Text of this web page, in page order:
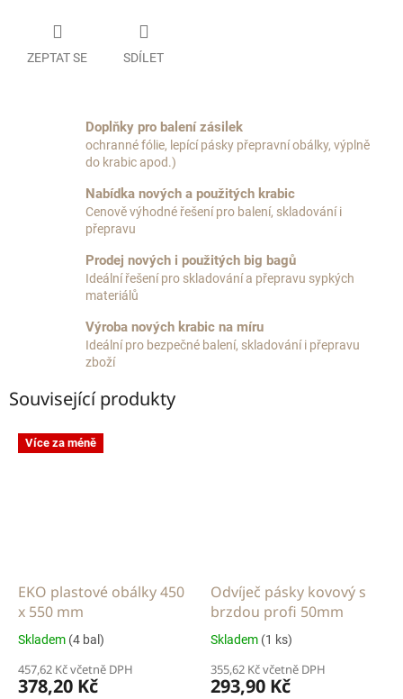
ZEPTAT SE SDÍLET
Doplňky pro balení zásilek
ochranné fólie, lepící pásky přepravní obálky, výplně
do krabic apod.)
Nabídka nových a použitých krabic
Cenově výhodné řešení pro balení, skladování i
přepravu
Prodej nových i použitých big bagů
Ideální řešení pro skladování a přepravu sypkých
materiálů
Výroba nových krabic na míru
Ideální pro bezpečné balení, skladování i přepravu
zboží
Související produkty
Více za méně
EKO plastové obálky 450
x 550 mm
Skladem (4 bal)
457,62 Kč včetně DPH
378,20 Kč
Odvíječ pásky kovový s
brzdou profi 50mm
Skladem (1 ks)
355,62 Kč včetně DPH
293,90 Kč